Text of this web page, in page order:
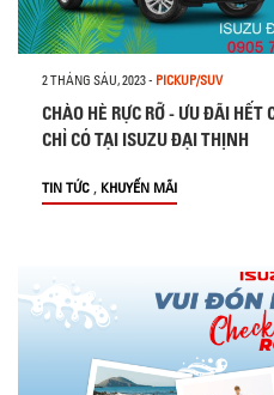
2 THÁNG SÁU, 2023- PICKUP/SUV
CHÀO HÈ RỰC RỠ - ƯU ĐÃI
CHỈ CÓ TẠI ISUZU ĐẠI THỊNH
TIN TỨC , KHUYẾN MÃI